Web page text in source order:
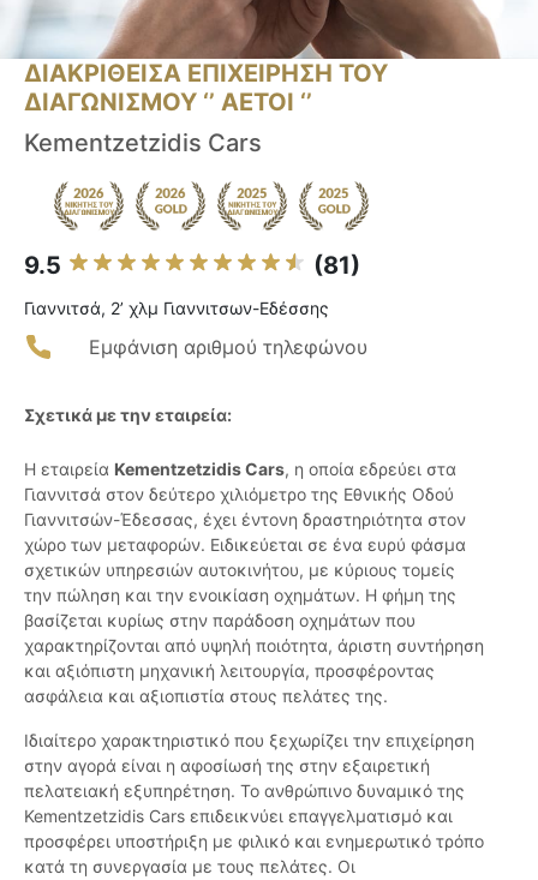
ΔΙΑΚΡΙΘΕΙΣΑ ΕΠΙΧΕΙΡΗΣΗ ΤΟΥ
ΔΙΑΓΩΝΙΣΜΟΥ ‘’ ΑΕΤΟΙ ‘’
Kementzetzidis Cars
9.5 (81)
Γιαννιτσά, 2’ χλμ Γιαννιτσων-Εδέσσης
Εμφάνιση αριθμού τηλεφώνου
Σχετικά με την εταιρεία:
Η εταιρεία Kementzetzidis Cars, η οποία εδρεύει στα
Γιαννιτσά στον δεύτερο χιλιόμετρο της Εθνικής Οδού
Γιαννιτσών-Έδεσσας, έχει έντονη δραστηριότητα στον
χώρο των μεταφορών. Ειδικεύεται σε ένα ευρύ φάσμα
σχετικών υπηρεσιών αυτοκινήτου, με κύριους τομείς
την πώληση και την ενοικίαση οχημάτων. Η φήμη της
βασίζεται κυρίως στην παράδοση οχημάτων που
χαρακτηρίζονται από υψηλή ποιότητα, άριστη συντήρηση
και αξιόπιστη μηχανική λειτουργία, προσφέροντας
ασφάλεια και αξιοπιστία στους πελάτες της.
Ιδιαίτερο χαρακτηριστικό που ξεχωρίζει την επιχείρηση
στην αγορά είναι η αφοσίωσή της στην εξαιρετική
πελατειακή εξυπηρέτηση. Το ανθρώπινο δυναμικό της
Kementzetzidis Cars επιδεικνύει επαγγελματισμό και
προσφέρει υποστήριξη με φιλικό και ενημερωτικό τρόπο
κατά τη συνεργασία με τους πελάτες. Οι